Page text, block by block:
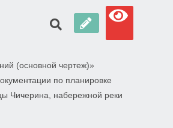
(основной чертеж)»
по планировке
Чичерина, набережной реки